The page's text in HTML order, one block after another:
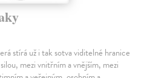
stírá už i tak sotva viditelné hranice
mezi vnitřním a vnějším, mezi